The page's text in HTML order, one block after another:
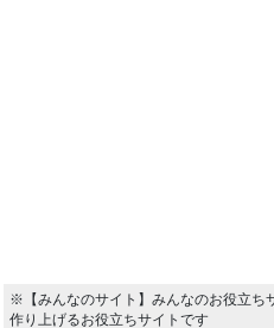
※【みんなのサイト】みんなのお役立ち
作り上げるお役立ちサイトです